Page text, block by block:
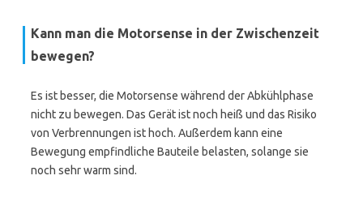
Kann man die Motorsense in der Zwischenzeit
bewegen?
Es ist besser, die Motorsense während der Abkühlphase
nicht zu bewegen. Das Gerät ist noch heiß und das Risiko
von Verbrennungen ist hoch. Außerdem kann eine
Bewegung empfindliche Bauteile belasten, solange sie
noch sehr warm sind.